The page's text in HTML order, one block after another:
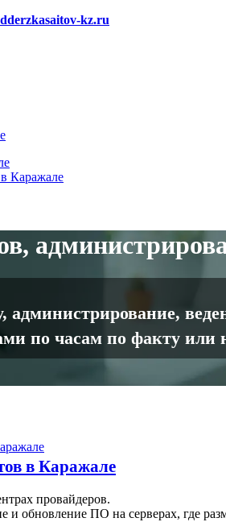
kz.ru
Каражале
администрирование,
по часам по факту
в Каражале
провайдеров.
и обновление ПО на серверах, где